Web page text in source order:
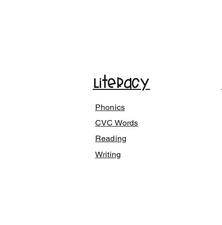
Literacy
Phonics
CVC Words
Reading
Writing